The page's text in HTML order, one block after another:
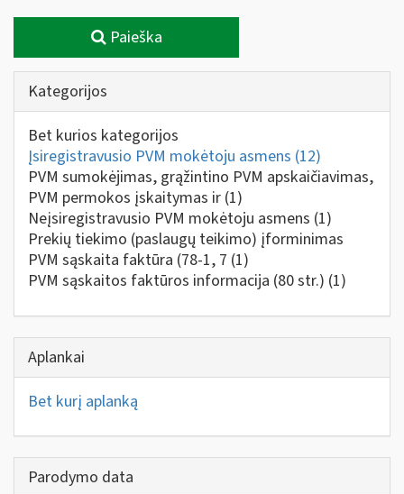
Paieška
Kategorijos
Bet kurios kategorijos
Įsiregistravusio PVM mokėtoju asmens (12)
PVM sumokėjimas, grąžintino PVM apskaičiavimas,
PVM permokos įskaitymas ir (1)
Neįsiregistravusio PVM mokėtoju asmens (1)
Prekių tiekimo (paslaugų teikimo) įforminimas
PVM sąskaita faktūra (78-1, 7 (1)
PVM sąskaitos faktūros informacija (80 str.) (1)
Aplankai
Bet kurį aplanką
Parodymo data